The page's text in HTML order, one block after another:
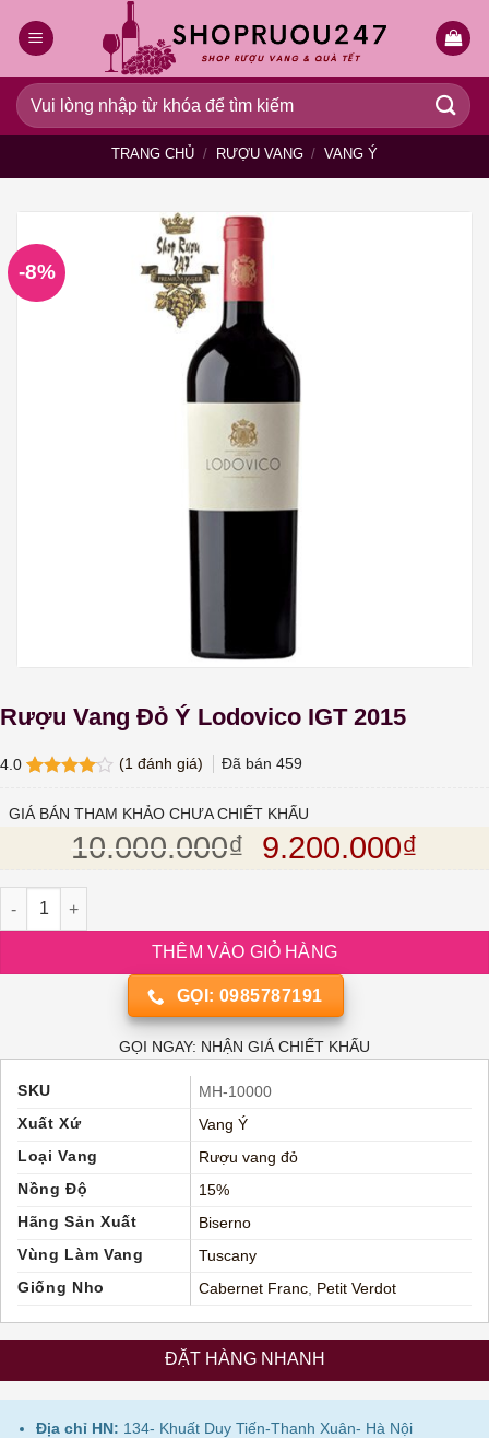
qua
dung
Tìm
kiếm:
TRANG CHỦ / RƯỢU VANG / VANG Ý
-8%
Rượu Vang Đỏ Ý Lodovico IGT 2015
4.0
5 dựa
(1 đánh giá) Đã bán 459
GIÁ BÁN THAM KHẢO CHƯA CHIẾT KHẤU
10.000.000₫ Giá gốc là:
9.200.000₫
Rượu Vang Đỏ Ý Lodovico IGT 2015 số lượng
THÊM VÀO GIỎ HÀNG
GỌI: 0985787191
GỌI NGAY: NHẬN GIÁ CHIẾT KHẤU
SKU
MH-10000
Xuất Xứ
Vang Ý
Loại Vang
Rượu vang đỏ
Nồng Độ
15%
Hãng Sản Xuất
Biserno
Vùng Làm Vang
Tuscany
Giống Nho
Cabernet Franc, Petit Verdot
ĐẶT HÀNG NHANH
Địa chỉ HN: 134- Khuất Duy Tiến-Thanh Xuân- Hà Nội